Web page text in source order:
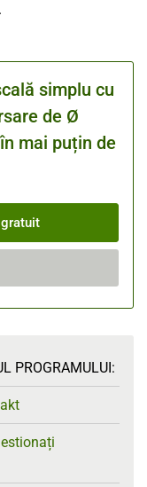
simplu cu
de Ø
mai puțin de
PROGRAMULUI: